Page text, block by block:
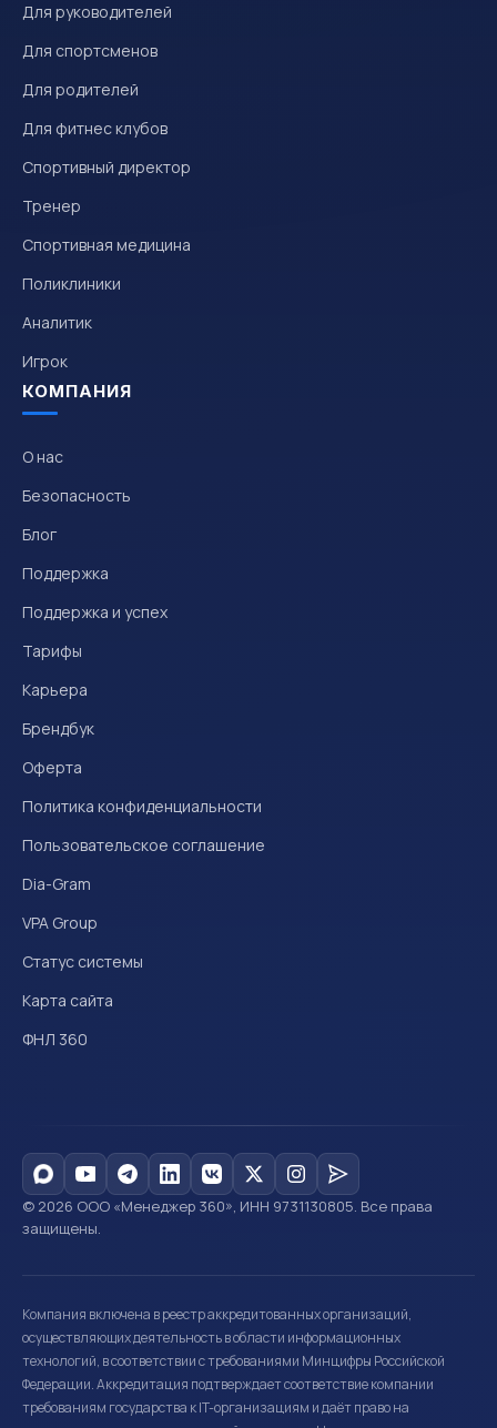
Для руководителей
Для спортсменов
Для родителей
Для фитнес клубов
Спортивный директор
Тренер
Спортивная медицина
Поликлиники
Аналитик
Игрок
КОМПАНИЯ
О нас
Безопасность
Блог
Поддержка
Поддержка и успех
Тарифы
Карьера
Брендбук
Оферта
Политика конфиденциальности
Пользовательское соглашение
Dia-Gram
VPA Group
Статус системы
Карта сайта
ФНЛ 360
© 2026 ООО «Менеджер 360», ИНН 9731130805. Все права
защищены.
Компания включена в реестр аккредитованных организаций,
осуществляющих деятельность в области информационных
технологий, в соответствии с требованиями Минцифры Российской
Федерации. Аккредитация подтверждает соответствие компании
требованиям государства к IT-организациям и даёт право на